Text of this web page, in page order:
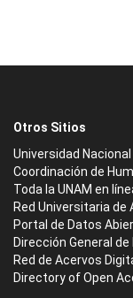
Otros Sitios
Universidad
Coordinación de
Toda la UNAM en
Red Universitaria de
Portal de Datos
Dirección General
Red de Acervos
Directory of Open